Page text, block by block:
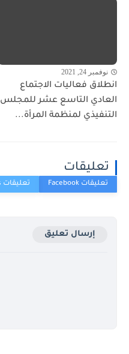
نوفمبر 24, 2021
انطلاق فعاليات الاجتماع
العادي التاسع عشر للمجلس
التنفيذي لمنظمة المرأة...
تعليقات
إرسال تعليق